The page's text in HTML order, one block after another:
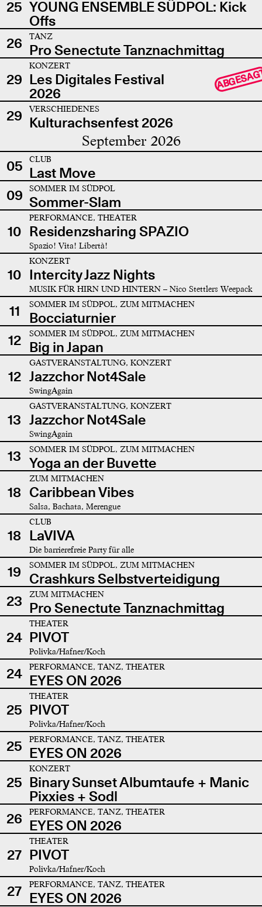
25 YOUNG ENSEMBLE SÜDPOL: Kick
Offs
26
TANZ
Pro Senectute Tanznachmittag
29
KONZERT
Les Digitales Festival
2026
29 VERSCHIEDENES
Kulturachsenfest 2026
September 2026
05 CLUB
Last Move
09
SOMMER IM SÜDPOL
Sommer-Slam
10
PERFORMANCE, THEATER
Residenzsharing SPAZIO
Spazio! Vita! Libertà!
10
KONZERT
Intercity Jazz Nights
MUSIK FÜR HIRN UND HINTERN – Nico Stettlers Weepack
11 SOMMER IM SÜDPOL, ZUM MITMACHEN
Bocciaturnier
12
SOMMER IM SÜDPOL, ZUM MITMACHEN
Big in Japan
12
GASTVERANSTALTUNG, KONZERT
Jazzchor Not4Sale
SwingAgain
13
GASTVERANSTALTUNG, KONZERT
Jazzchor Not4Sale
SwingAgain
13 SOMMER IM SÜDPOL, ZUM MITMACHEN
Yoga an der Buvette
18
ZUM MITMACHEN
Caribbean Vibes
Salsa, Bachata, Merengue
18
CLUB
LaVIVA
Die barrierefreie Party für alle
19 SOMMER IM SÜDPOL, ZUM MITMACHEN
Crashkurs Selbstverteidigung
23
ZUM MITMACHEN
Pro Senectute Tanznachmittag
24
THEATER
PIVOT
Polivka/Hafner/Koch
24 PERFORMANCE, TANZ, THEATER
EYES ON 2026
25
THEATER
PIVOT
Polivka/Hafner/Koch
25 PERFORMANCE, TANZ, THEATER
EYES ON 2026
25
KONZERT
Binary Sunset Albumtaufe + Manic
Pixxies + Sodl
26
PERFORMANCE, TANZ, THEATER
EYES ON 2026
27
THEATER
PIVOT
Polivka/Hafner/Koch
27 PERFORMANCE, TANZ, THEATER
EYES ON 2026